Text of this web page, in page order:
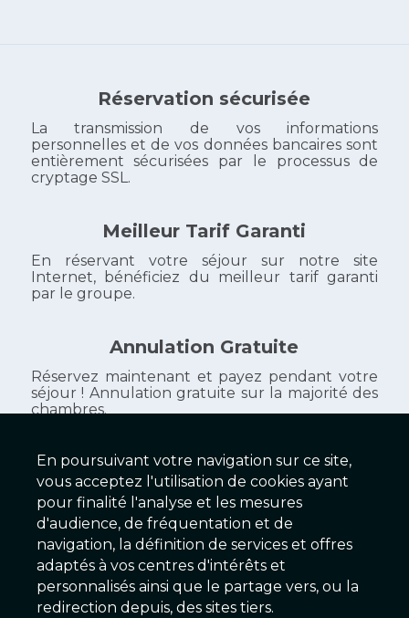
Galaxy Hôtels
279 Établissements
Réservation sécurisée
La transmission de vos informations
personnelles et de vos données bancaires sont
entièrement sécurisées par le processus de
cryptage SSL.
Meilleur Tarif Garanti
En réservant votre séjour sur notre site
Internet, bénéficiez du meilleur tarif garanti
par le groupe.
Annulation Gratuite
Réservez maintenant et payez pendant votre
séjour ! Annulation gratuite sur la majorité des
chambres.
2025 © Galaxy Hôtels Version 2.01 - Serveur EX
En poursuivant votre navigation sur ce site,
vous acceptez l'utilisation de cookies ayant
pour finalité l'analyse et les mesures
d'audience, de fréquentation et de
navigation, la définition de services et offres
adaptés à vos centres d'intérêts et
personnalisés ainsi que le partage vers, ou la
redirection depuis, des sites tiers.